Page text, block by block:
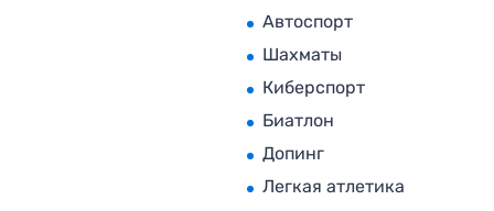
Автоспорт
Шахматы
Киберспорт
Биатлон
Допинг
Легкая атлетика